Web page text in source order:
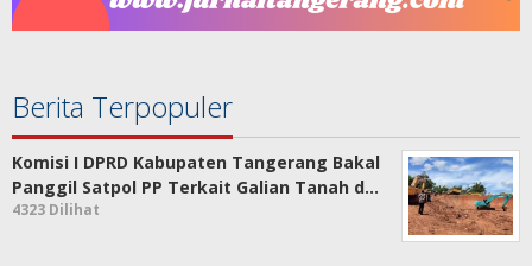
Berita Terpopuler
Komisi I DPRD Kabupaten Tangerang Bakal
Panggil Satpol PP Terkait Galian Tanah d…
4323 Dilihat